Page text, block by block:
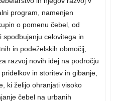
program, namenjen
o pomenu čebel, od
spodbujanju celovitega in
in podeželskih območij,
razvoj novih idej na področju
in storitev in gibanje,
ki želijo ohranjati visoko
čebel na urbanih